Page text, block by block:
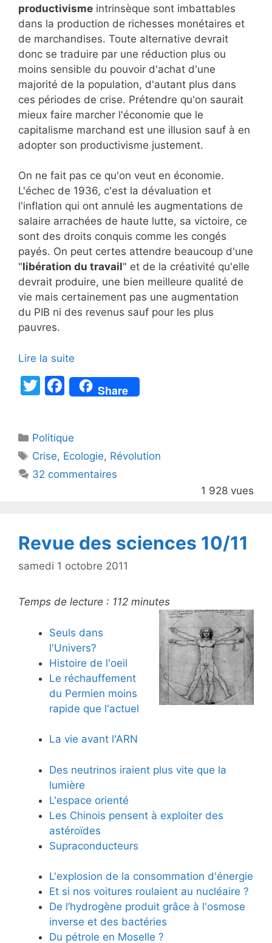
productivisme intrinsèque sont imbattables
dans la production de richesses monétaires et
de marchandises. Toute alternative devrait
donc se traduire par une réduction plus ou
moins sensible du pouvoir d'achat d'une
majorité de la population, d'autant plus dans
ces périodes de crise. Prétendre qu'on saurait
mieux faire marcher l'économie que le
capitalisme marchand est une illusion sauf à en
adopter son productivisme justement.
On ne fait pas ce qu'on veut en économie.
L'échec de 1936, c'est la dévaluation et
l'inflation qui ont annulé les augmentations de
salaire arrachées de haute lutte, sa victoire, ce
sont des droits conquis comme les congés
payés. On peut certes attendre beaucoup d'une
"libération du travail" et de la créativité qu'elle
devrait produire, une bien meilleure qualité de
vie mais certainement pas une augmentation
du PIB ni des revenus sauf pour les plus
pauvres.
Lire la suite
T
er
F
a
e
b
o
Share
Catégories
Politique
Étiquettes
Crise, Ecologie, Révolution
32 commentaires
1 928 vues
Revue des sciences 10/11
samedi 1 octobre 2011
Temps de lecture : 112 minutes
Seuls dans
l'Univers?
Histoire de l'oeil
Le réchauffement
du Permien moins
rapide que l'actuel
La vie avant l'ARN
Des neutrinos iraient plus vite que la
lumière
L'espace orienté
Les Chinois pensent à exploiter des
astéroïdes
Supraconducteurs
L'explosion de la consommation d'énergie
Et si nos voitures roulaient au nucléaire ?
De l’hydrogène produit grâce à l'osmose
inverse et des bactéries
Du pétrole en Moselle ?